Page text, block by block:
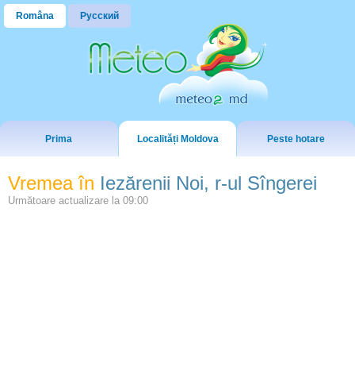
Româna Русский
Prima Localități Moldova Peste hotare
Vremea în Iezărenii Noi, r-ul Sîngerei
Următoare actualizare la 09:00